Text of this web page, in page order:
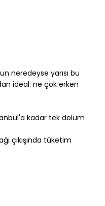
neredeyse yarısı bu
ideal: ne çok erken
kadar tek dolum
çıkışında tüketim